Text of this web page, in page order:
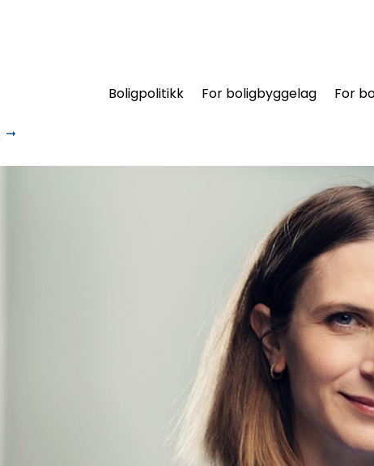
Boligpolitikk For boligbyggelag For